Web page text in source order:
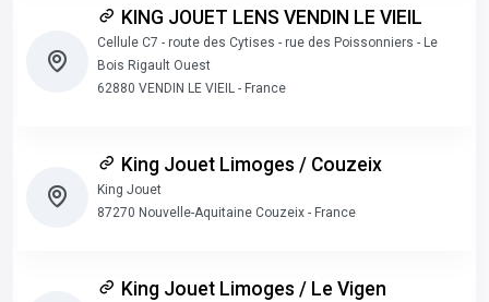
KING JOUET LENS VENDIN LE VIEIL
Cellule C7 - route des Cytises - rue des Poissonniers - Le
Bois Rigault Ouest
62880 VENDIN LE VIEIL - France
King Jouet Limoges / Couzeix
King Jouet
87270 Nouvelle-Aquitaine Couzeix - France
King Jouet Limoges / Le Vigen